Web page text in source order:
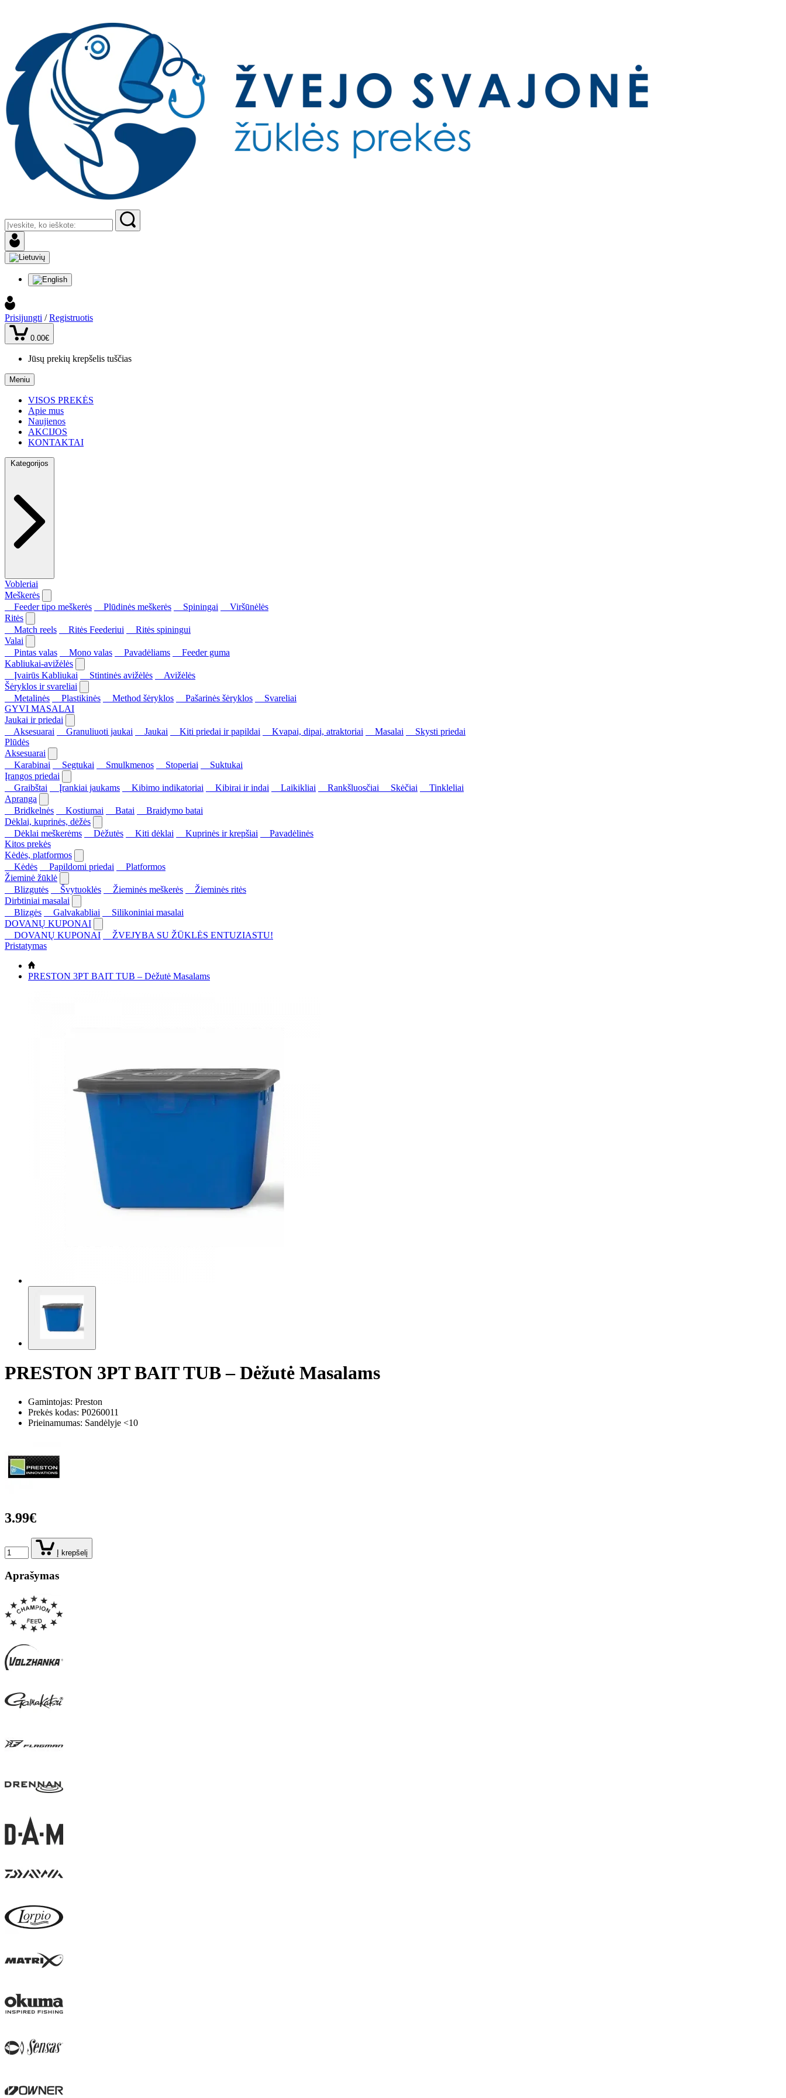
Prisijungti / Registruotis
0.00€
Jūsų prekių krepšelis tuščias
Meniu
VISOS PREKĖS
Apie mus
Naujienos
AKCIJOS
KONTAKTAI
Kategorijos
Vobleriai
Meškerės
Feeder tipo meškerės
Plūdinės meškerės Spiningai
Viršūnėlės
Ritės
Match reels
Ritės Feederiui
Ritės spiningui
Valai
Pintas valas
Mono valas Pavadėliams
Feeder guma
Kabliukai-avižėlės
Įvairūs Kabliukai
Stintinės avižėlės
Avižėlės
Šėryklos ir svareliai
Metalinės
Plastikinės Method šėryklos Pašarinės šėryklos
Svareliai
GYVI MASALAI
Jaukai ir priedai
Aksesuarai
Granuliuoti jaukai Jaukai Kiti priedai ir papildai Kvapai, dipai, atraktoriai Masalai
Skysti priedai
Plūdės
Aksesuarai
Karabinai
Segtukai Smulkmenos Stoperiai
Suktukai
Įrangos priedai
Graibštai
Įrankiai jaukams Kibimo indikatoriai Kibirai ir indai Laikikliai Rankšluosčiai Skėčiai
Tinkleliai
Apranga
Bridkelnės
Kostiumai Batai
Braidymo batai
Dėklai, kuprinės, dėžės
Dėklai meškerėms
Dėžutės Kiti dėklai Kuprinės ir krepšiai
Pavadėlinės
Kitos prekės
Kėdės, platformos
Kėdės
Papildomi priedai
Platformos
Žieminė žūklė
Blizgutės
Švytuoklės Žieminės meškerės
Žieminės ritės
Dirbtiniai masalai
Blizgės
Galvakabliai
Silikoniniai masalai
DOVANŲ KUPONAI
DOVANŲ KUPONAI
ŽVEJYBA SU ŽŪKLĖS ENTUZIASTU!
Pristatymas
PRESTON 3PT BAIT TUB – Dėžutė Masalams
PRESTON 3PT BAIT TUB – Dėžutė Masalams
Gamintojas: Preston
Prekės kodas: P0260011
Prieinamumas: Sandėlyje <10
3.99€
Į krepšelį
Aprašymas